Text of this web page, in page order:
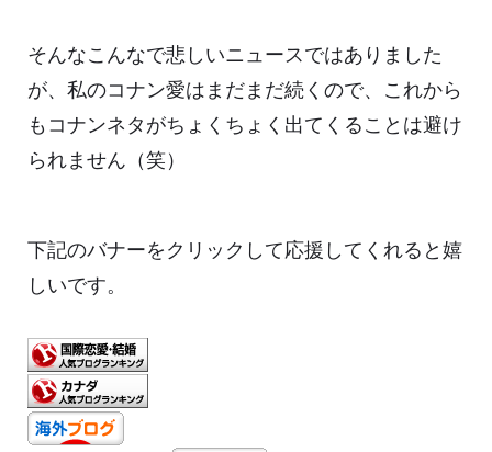
そんなこんなで悲しいニュースではありました
が、私のコナン愛はまだまだ続くので、これから
もコナンネタがちょくちょく出てくることは避け
られません（笑）
下記のバナーをクリックして応援してくれると嬉
しいです。